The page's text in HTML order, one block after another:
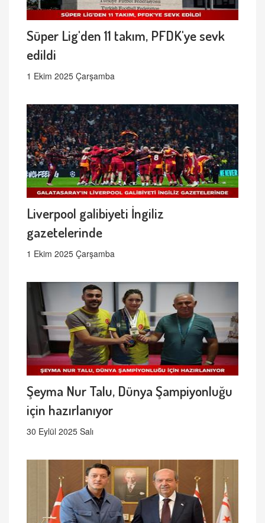
Süper Lig'den 11 takım, PFDK'ye sevk
edildi
1 Ekim 2025 Çarşamba
Liverpool galibiyeti İngiliz
gazetelerinde
1 Ekim 2025 Çarşamba
Şeyma Nur Talu, Dünya Şampiyonluğu
için hazırlanıyor
30 Eylül 2025 Salı